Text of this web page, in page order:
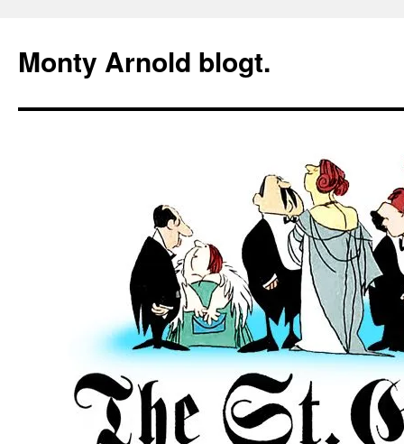
springen
Monty Arnold blogt.